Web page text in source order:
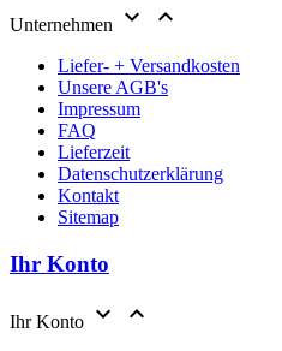
Unternehmen  
Liefer- + Versandkosten
Unsere AGB's
Impressum
FAQ
Lieferzeit
Datenschutzerklärung
Kontakt
Sitemap
Ihr Konto
Ihr Konto  